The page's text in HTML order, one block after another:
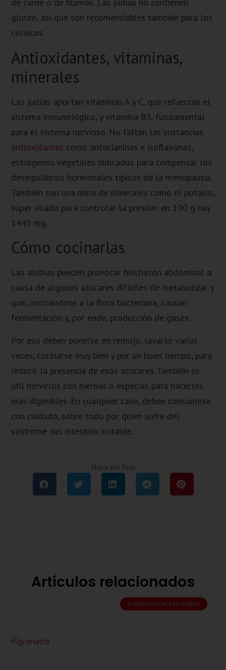
de carne o de huevos. Las judías no contienen
gluten, así que son recomendables también para los
celíacos.
Antioxidantes, vitaminas,
minerales
Las judías aportan vitaminas A y C, que refuerzan el
sistema inmunológico, y vitamina B3, fundamental
para el sistema nervioso. No faltan las sustancias
antioxidantes como antocianinas e isoflavonas,
estrógenos vegetales indicados para compensar los
desequilibrios hormonales típicos de la menopausia.
También son una mina de minerales como el potasio,
súper aliado para controlar la presión: en 100 g hay
1445 mg.
Cómo cocinarlas
Las alubias pueden provocar hinchazón abdominal a
causa de algunos azúcares difíciles de metabolizar y
que, asociándose a la flora bacteriana, causan
fermentación y, por ende, producción de gases.
Por eso deben ponerse en remojo, lavarse varias
veces, cocinarse muy bien y por un buen tiempo, para
reducir la presencia de esos azúcares. También es
útil hervirlos con hierbas o especias para hacerlos
más digeribles. En cualquier caso, deben consumirse
con cuidado, sobre todo por quien sufre del
síndrome del intestino irritable.
Share the Post:
Artículos relacionados
ALIMENTACIÓN SALUDABLE